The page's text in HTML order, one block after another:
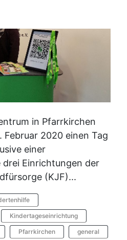
in Pfarrkirchen
Februar 2020 einen Tag
einer
drei Einrichtungen der
(KJF)...
Kindertageseinrichtung
Pfarrkirchen general